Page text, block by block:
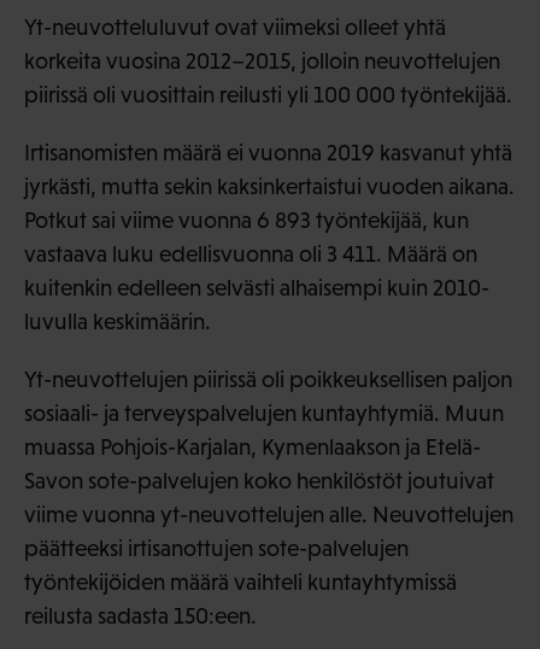
Yt-neuvotteluluvut ovat viimeksi olleet yhtä
korkeita vuosina 2012–2015, jolloin neuvottelujen
piirissä oli vuosittain reilusti yli 100 000 työntekijää.
Irtisanomisten määrä ei vuonna 2019 kasvanut yhtä
jyrkästi, mutta sekin kaksinkertaistui vuoden aikana.
Potkut sai viime vuonna 6 893 työntekijää, kun
vastaava luku edellisvuonna oli 3 411. Määrä on
kuitenkin edelleen selvästi alhaisempi kuin 2010-
luvulla keskimäärin.
Yt-neuvottelujen piirissä oli poikkeuksellisen paljon
sosiaali- ja terveyspalvelujen kuntayhtymiä. Muun
muassa Pohjois-Karjalan, Kymenlaakson ja Etelä-
Savon sote-palvelujen koko henkilöstöt joutuivat
viime vuonna yt-neuvottelujen alle. Neuvottelujen
päätteeksi irtisanottujen sote-palvelujen
työntekijöiden määrä vaihteli kuntayhtymissä
reilusta sadasta 150:een.